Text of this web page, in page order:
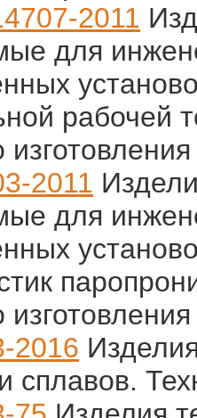
2011
для
рабочей
изготовления
2011
для
изготовления
2016
сплавов.